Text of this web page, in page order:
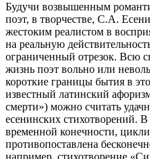
Будучи возвышенным
поэт, в творчестве, С.А.
жестоким реалистом в
на реальную
ограниченный отрезок. Всю
жизнь поэт вольно или
короткие границы бытия в
известный латинский
смерти») можно считать
есенинских стихотворений.
временной конечности,
противопоставлена